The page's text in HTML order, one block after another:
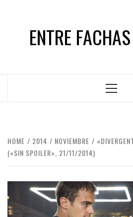
ENTRE
Primary
HOME 2014 NOVIEMBRE
(«SIN SPOILER», 21/11/2014)